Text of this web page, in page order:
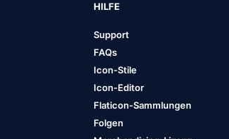
HILFE
Support
FAQs
Icon-Stile
Icon-Editor
Flaticon-Sammlungen
Folgen